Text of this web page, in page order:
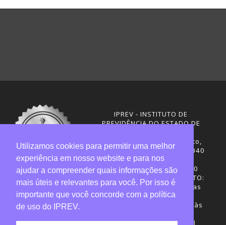
IPREV - INSTITUTO DE
PREVIDÊNCIA DO ESTADO DE
Rua Visconde de Ouro Preto,
291 – Centro - CEP: 88020-040
Florianópolis - SC
Telefones: (48) 3665-4600
HORÁRIO DE FUNCIONAMENTO:
Central de Atendimento: das
12h30 às 18h
Sede administrativa: 7h30 às
Desenvolvimento: CIASC |
Utilizamos cookies para permitir uma melhor
experiência em nosso website e para nos
ajudar a compreender quais informações são
mais úteis e relevantes para você. Por isso é
importante que você concorde com a política
de uso do IPREV.